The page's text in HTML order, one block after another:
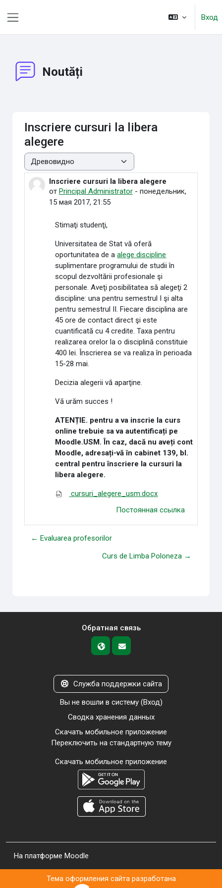
Вход
Noutăți
Inscriere cursuri la libera
alegere
Режим отображения
Inscriere cursuri la libera alegere
от Principal Administrator- понедельник,
15 мая 2017, 21:55
Количество ответов: 0
Stimaţi studenţi,
Universitatea de Stat vă oferă
oportunitatea de aalege discipline
suplimentare programului de studii în
scopul dezvoltării profesionale şi
personale. Aveţi posibilitatea să alegeţi 2
discipline: una pentru semestrul I şi alta
pentru semestrul II. Fiecare disciplina are
45 ore de contact direct şi este
cuantificată cu 4 credite. Taxa pentru
realizarea orelor la o disciplină constituie
400 lei. Înscrierea se va realiza în perioada
15-28 mai.
Decizia alegerii vă aparţine.
Vă urăm succes !
ATENȚIE. pentru a va inscrie la curs
online trebuie sa va autentificați pe
Moodle.USM. În caz, dacă nu aveți cont
Moodle, adresați-vă în cabinet 139, bl.
central pentru înscriere la cursuri la
libera alegere.
cursuri_alegere_usm.docx
Постоянная ссылка
← Evaluarea profesorilor
Curs de Limba Poloneza →
Обратная связь
Служба поддержки сайта
Вы не вошли в систему (Вход)
Сводка хранения данных
Скачать мобильное приложение
Переключить на стандартную тему
Скачать мобильное приложение
На платформе Moodle
Тема оформления сайта разработана